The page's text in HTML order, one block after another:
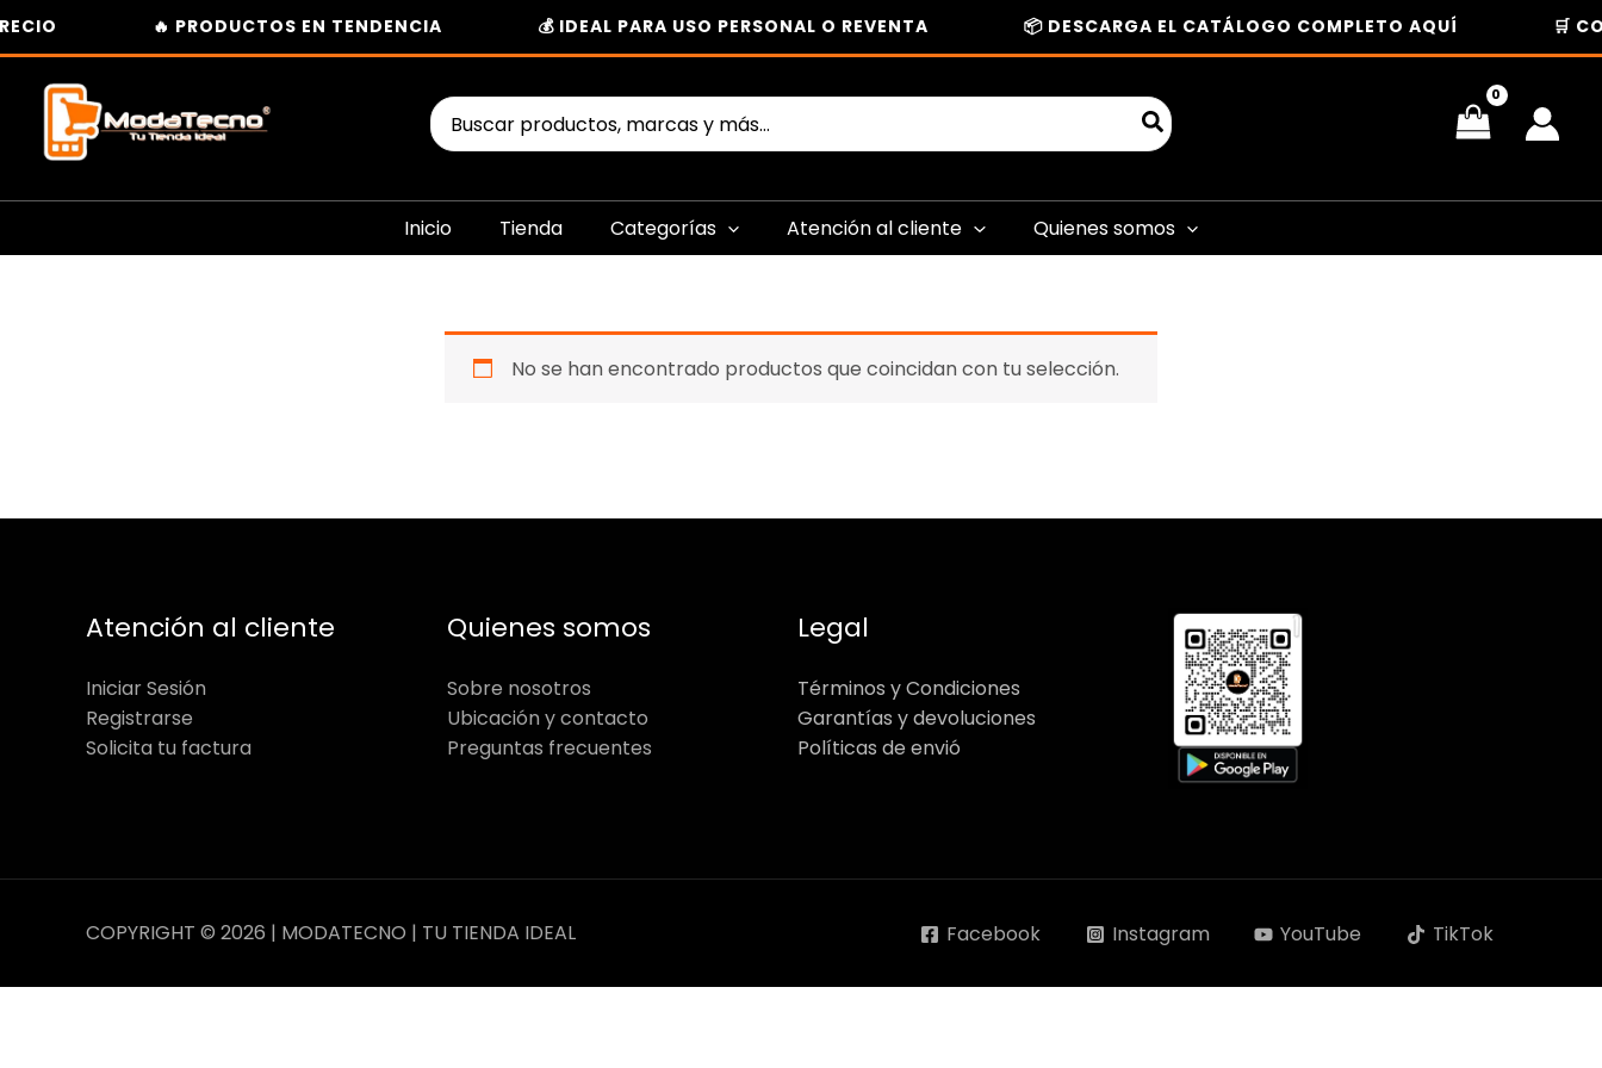
🔥 PRODUCTOS EN TENDENCIA 💰 IDEAL PARA USO PERSONAL O REVENTA 📦 DESCARGA EL CATÁLOGO COMPLETO AQUÍ 🛒
Ir
Buscar
por:
Inicio Tienda Categorías Atención al cliente Quienes somos
No se han encontrado productos que coincidan con tu selección.
Atención al cliente
Iniciar Sesión
Registrarse
Solicita tu factura
Quienes somos
Sobre nosotros
Ubicación y contacto
Preguntas frecuentes
Legal
Términos y Condiciones
Garantías y devoluciones
Políticas de envió
COPYRIGHT © 2026 | MODATECNO | TU TIENDA IDEAL Facebook Instagram YouTube TikTok